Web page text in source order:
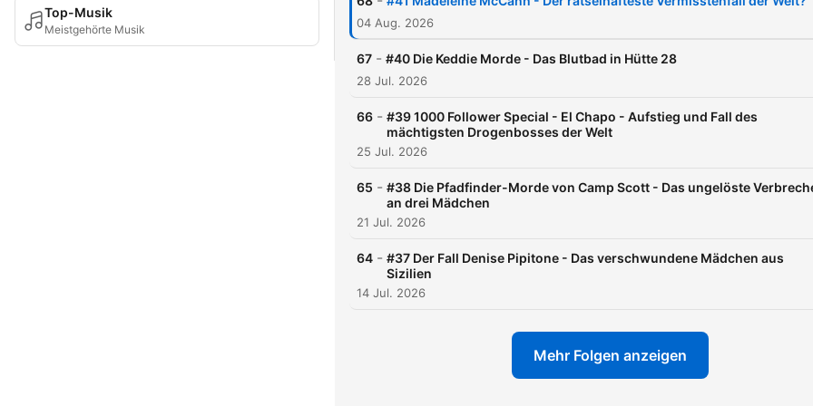
Top-Musik
Meistgehörte Musik
wir hören uns euer Chris mein
https://
04 Aug. 2026
67 - #40 Die Keddie Morde - Das Blutbad in Hütte 28
28 Jul. 2026
66 - #39 1000 Follower Special - El Chapo - Aufstieg und Fall des
mächtigsten Drogenbosses der Welt
25 Jul. 2026
65 - #38 Die Pfadfinder-Morde von Camp Scott - Das ungelöste
an drei Mädchen
21 Jul. 2026
64 - #37 Der Fall Denise Pipitone - Das verschwundene Mädchen aus
Sizilien
14 Jul. 2026
Mehr Folgen anzeigen